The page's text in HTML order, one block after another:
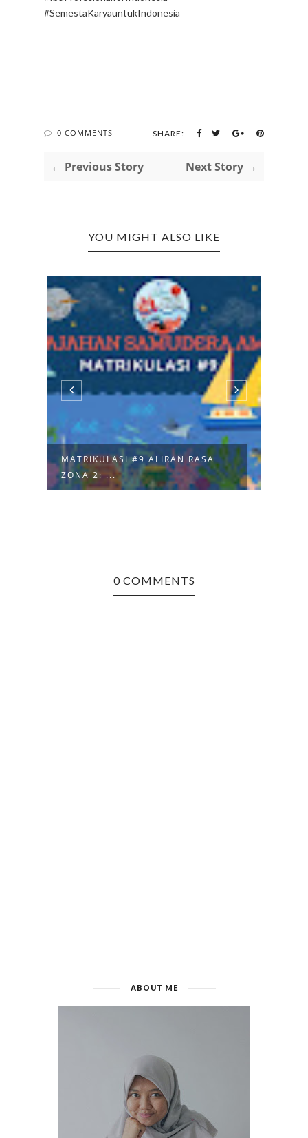
#SemestaKaryauntukIndonesia
0 COMMENTS SHARE:
← Previous Story Next Story →
YOU MIGHT ALSO LIKE
REFLEKSI PETUALANGAN: ALIRAN
RASA Z...
0 COMMENTS
ABOUT ME